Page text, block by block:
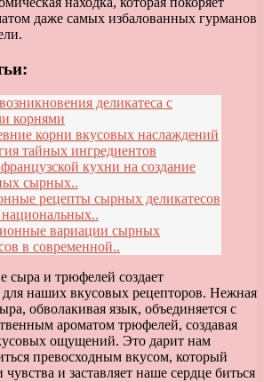
даже самых избалованных гурманов
деликатеса с
корнями
корни вкусовых наслаждений
тайных ингредиентов
кухни на создание
сырных..
рецепты сырных деликатесов
вариации сырных
в современной..
сыра и трюфелей создает
наших вкусовых рецепторов. Нежная
обволакивая язык, объединяется с
ароматом трюфелей, создавая
ощущений. Это дарит нам
превосходным вкусом, который
и заставляет наше сердце биться